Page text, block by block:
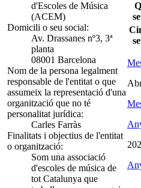
d'Escoles de Música
(ACEM)
Domicili o seu social:
Av. Drassanes nº3, 3ª
planta
08001 Barcelona
Nom de la persona legalment
responsable de l'entitat o que
assumeix la representació d'una
organització que no té
personalitat jurídica:
Carles Farràs
Finalitats i objectius de l'entitat
o organització:
Som una associació
d'escoles de música de
tot Catalunya que